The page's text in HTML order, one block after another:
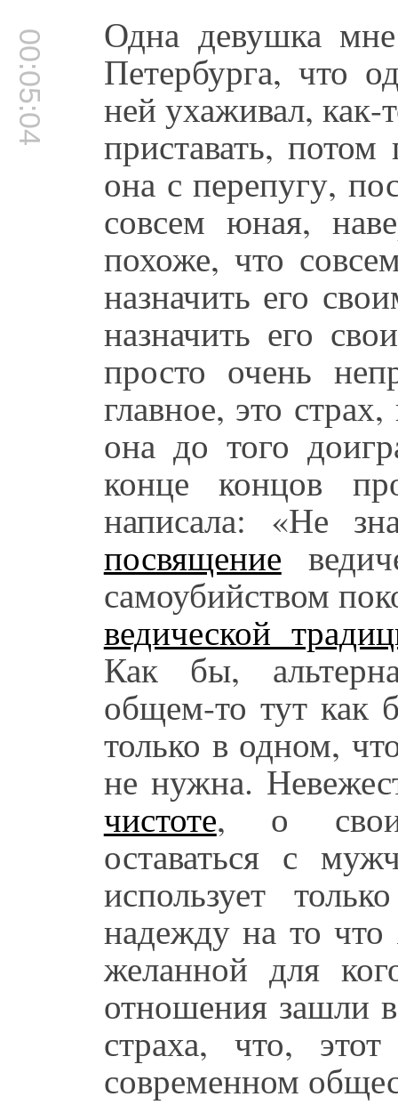
00:05:04 Одна девушка
Петербурга, что
ней ухаживал, как-
приставать,
она с перепугу,
совсем юная,
похоже, что
назначить его
назначить его
просто очень
главное, это
она до того
конце концов
написала: «Не
посвящение
самоубийством
ведической
Как бы,
общем-то тут как
только в одном,
не нужна.
чистоте, о
оставаться с
использует
надежду на то
желанной для
отношения зашли
страха, что,
современном